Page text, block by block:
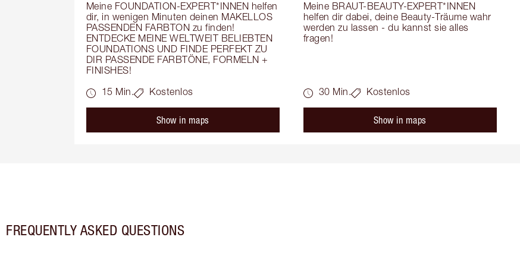
Meine FOUNDATION-EXPERT*INNEN helfen
dir, in wenigen Minuten deinen MAKELLOS
PASSENDEN FARBTON zu finden!
ENTDECKE MEINE WELTWEIT BELIEBTEN
FOUNDATIONS UND FINDE PERFEKT ZU
DIR PASSENDE FARBTÖNE, FORMELN +
FINISHES!
15 Min.
Kostenlos
Show in maps
Meine BRAUT-BEAUTY-EXPERT*INNEN
helfen dir dabei, deine Beauty-Träume wahr
werden zu lassen - du kannst sie alles
fragen!
30 Min. Kostenlos
Show in maps
FREQUENTLY ASKED QUESTIONS